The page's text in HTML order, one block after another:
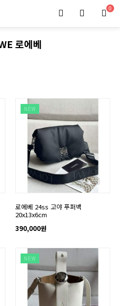
0
로에베
NEW
로에베 24ss 고야 푸퍼백
20x13x6cm
390,000원
NEW